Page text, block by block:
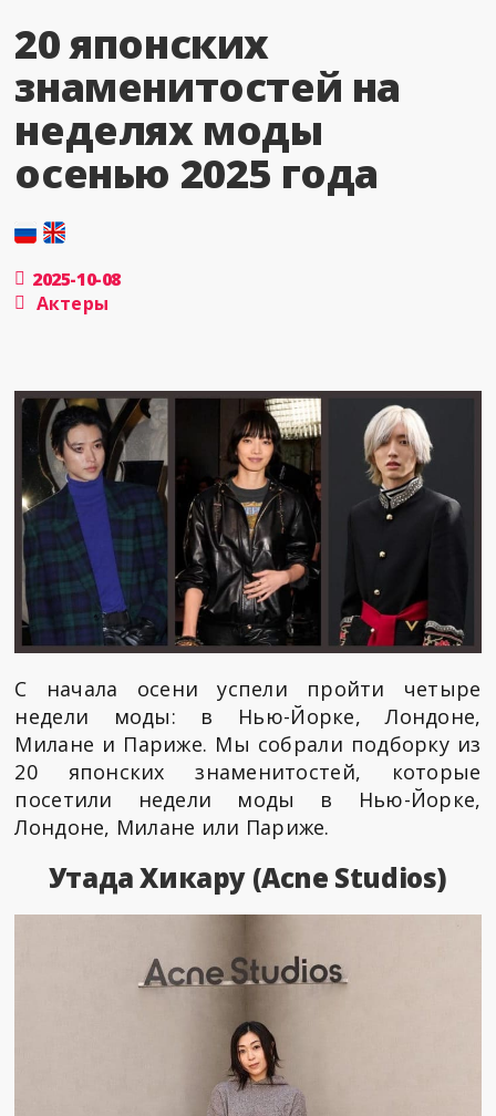
20 японских
знаменитостей на
неделях моды
осенью 2025 года
2025-10-08
Актеры
С начала осени успели пройти четыре
недели моды: в Нью-Йорке, Лондоне,
Милане и Париже. Мы собрали подборку из
20 японских знаменитостей, которые
посетили недели моды в Нью-Йорке,
Лондоне, Милане или Париже.
Утада Хикару (Acne Studios)